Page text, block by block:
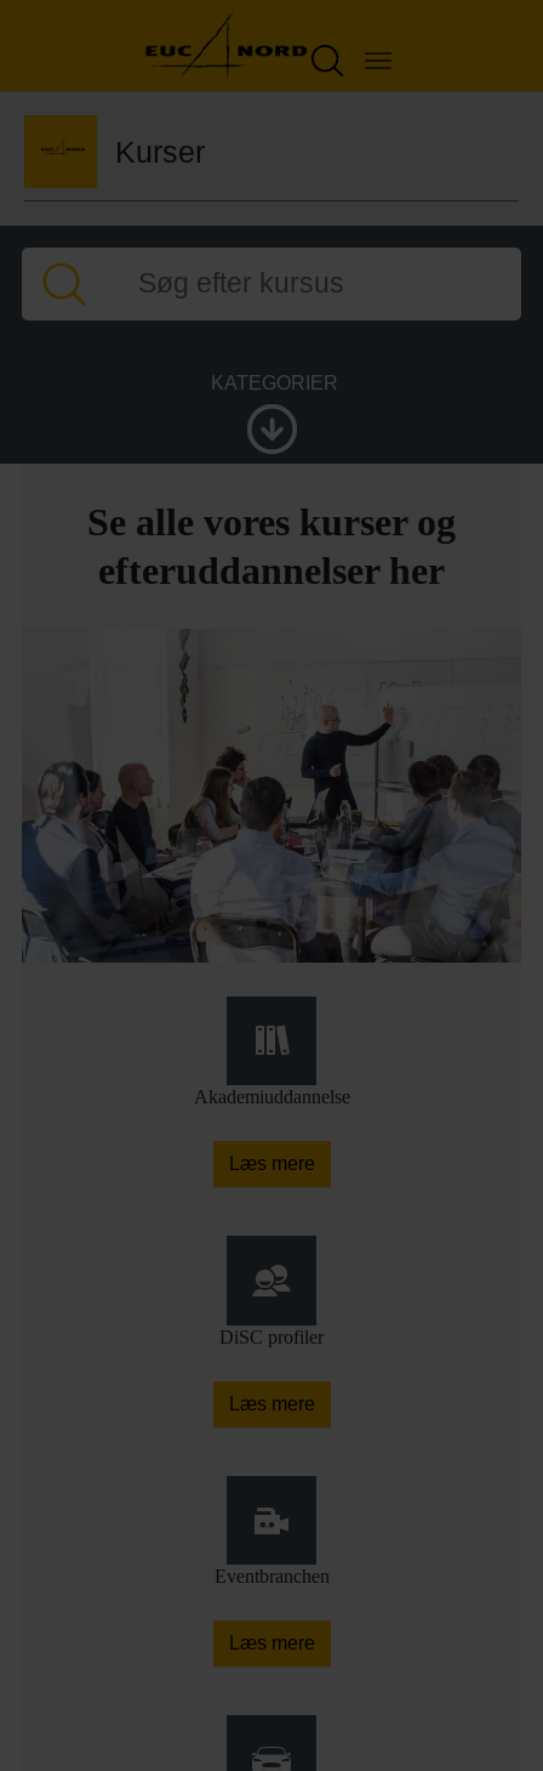
Kurser
KATEGORIER
Se alle vores kurser og
efteruddannelser her
Akademiuddannelse
Læs mere
DiSC profiler
Læs mere
Eventbranchen
Læs mere